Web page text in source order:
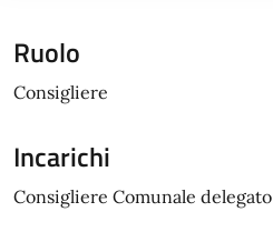
Ruolo
Consigliere
Incarichi
Consigliere Comunale delegato